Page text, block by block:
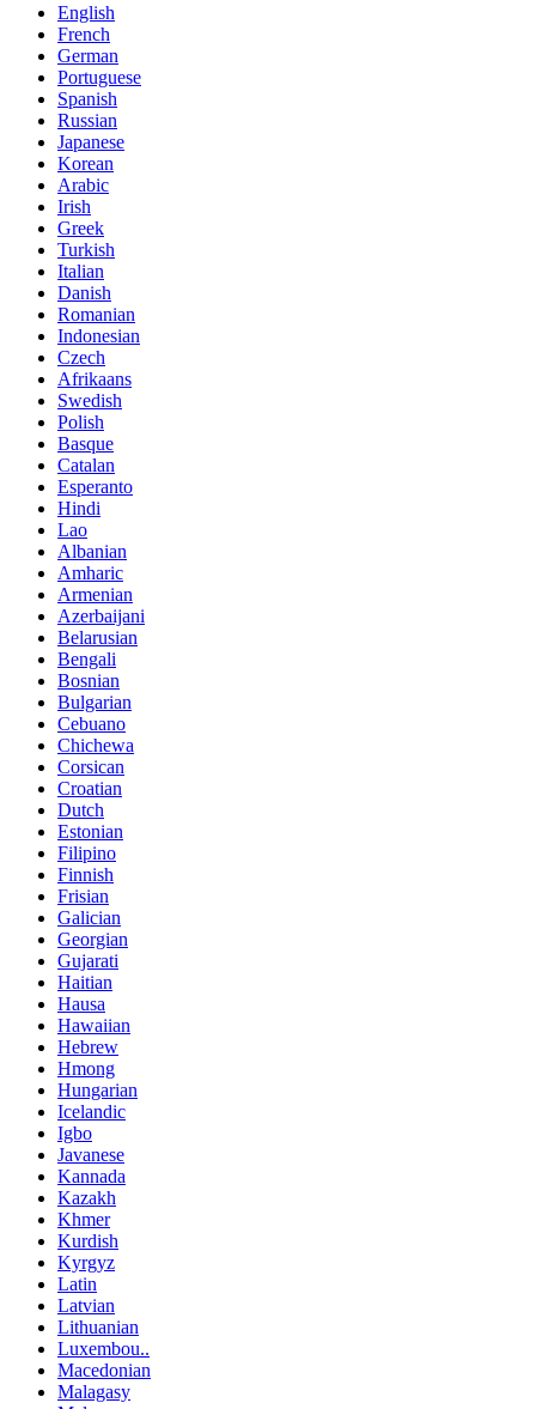
English
French
German
Portuguese
Spanish
Russian
Japanese
Korean
Arabic
Irish
Greek
Turkish
Italian
Danish
Romanian
Indonesian
Czech
Afrikaans
Swedish
Polish
Basque
Catalan
Esperanto
Hindi
Lao
Albanian
Amharic
Armenian
Azerbaijani
Belarusian
Bengali
Bosnian
Bulgarian
Cebuano
Chichewa
Corsican
Croatian
Dutch
Estonian
Filipino
Finnish
Frisian
Galician
Georgian
Gujarati
Haitian
Hausa
Hawaiian
Hebrew
Hmong
Hungarian
Icelandic
Igbo
Javanese
Kannada
Kazakh
Khmer
Kurdish
Kyrgyz
Latin
Latvian
Lithuanian
Luxembou..
Macedonian
Malagasy